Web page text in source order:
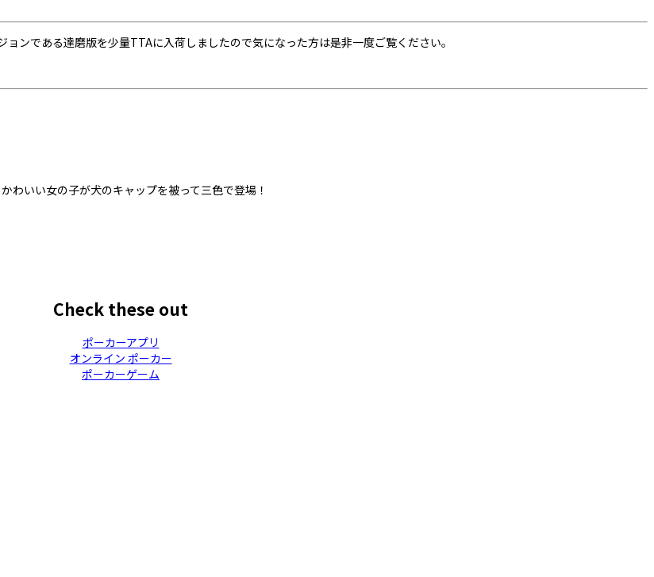
ンである達磨版を少量TTAに入荷しましたので気になった方は是非一度ご覧ください。
いい女の子が犬のキャップを被って三色で登場！
Check these out
ポーカーアプリ
オンライン ポーカー
ポーカーゲーム